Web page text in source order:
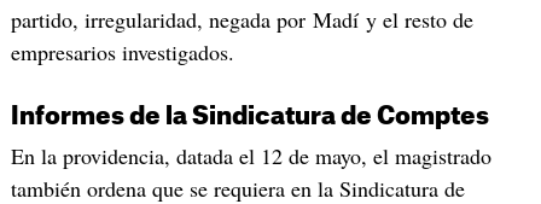
partido, irregularidad, negada por Madí y el resto de
empresarios investigados.
Informes de la Sindicatura de Comptes
En la providencia, datada el 12 de mayo, el magistrado
también ordena que se requiera en la Sindicatura de